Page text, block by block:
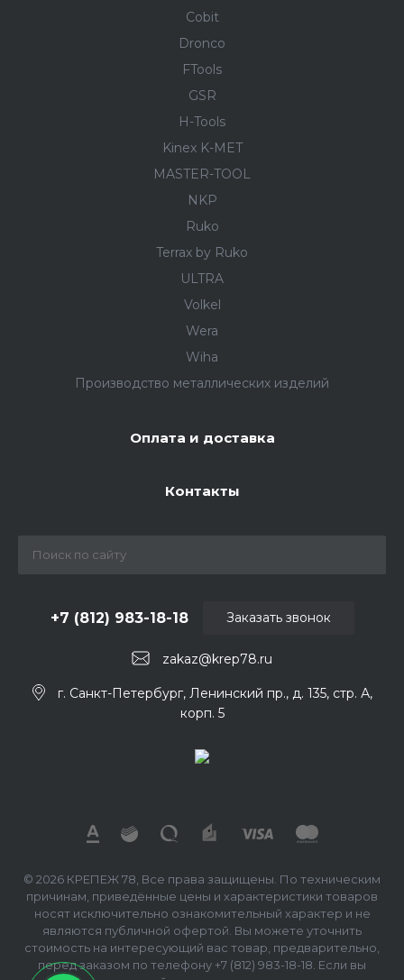
Cobit
Dronco
FTools
GSR
H-Tools
Kinex K-MET
MASTER-TOOL
NKP
Ruko
Terrax by Ruko
ULTRA
Volkel
Wera
Wiha
Производство металлических изделий
Оплата и доставка
Контакты
zakaz@krep78.ru
+7 (812) 983-18-18
г. Санкт-Петербург, Ленинский пр., д. 135, стр. А,
корп. 5
Заказать звонок
© 2026 КРЕПЕЖ 78, Все права защищены. По техническим
причинам, приведённые цены и характеристики товаров
носят исключительно ознакомительный характер и не
являются публичной офертой. Вы можете уточнить
стоимость на интересующий вас товар, предварительно,
перед заказом по телефону +7 (812) 983-18-18. Если вы